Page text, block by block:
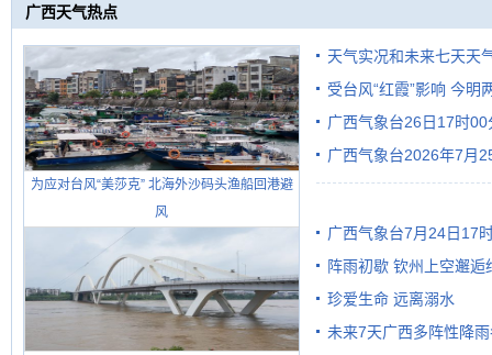
广西天气热点
为应对台风“美莎克” 北海外沙码头渔船回港避
风
天气实况和未来七天天
受台风“红霞”影响 今明
有较强降雨
广西气象台26日17时
广西气象台2026年7月
级预警
广西气象台7月24日17
阵雨初歇 钦州上空邂逅
珍爱生命 远离溺水
未来7天广西多阵性降